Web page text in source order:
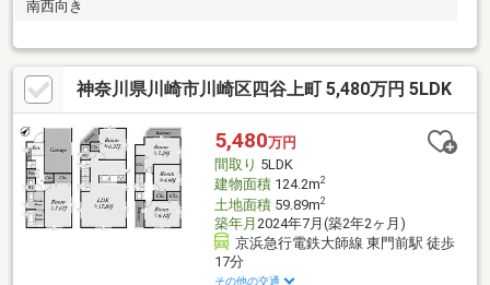
南西向き
神奈川県川崎市川崎区四谷上町 5,480万円 5LDK
5,480万円
間取り 5LDK
建物面積124.2m2
土地面積59.89m2
築年月 2024年7月(築2年2ヶ月)
京浜急行電鉄大師線 東門前駅 徒歩
17分
その他の交通